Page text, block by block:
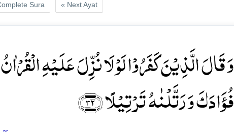
Sura « Next Ayat
وَ قَالَ الَّذِیۡنَ کَفَرُوۡا لَوۡ لَا نُزِّلَ عَلَیۡہِ
فُؤَادَکَ وَ رَتَّلۡنٰہُ تَرۡتِیۡلًا ﴿۳۲﴾